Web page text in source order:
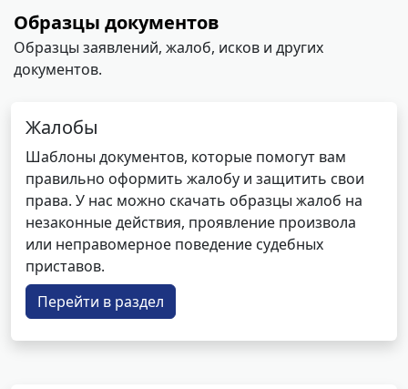
Образцы документов
Образцы заявлений, жалоб, исков и других
документов.
Жалобы
Шаблоны документов, которые помогут вам
правильно оформить жалобу и защитить свои
права. У нас можно скачать образцы жалоб на
незаконные действия, проявление произвола
или неправомерное поведение судебных
приставов.
Перейти в раздел